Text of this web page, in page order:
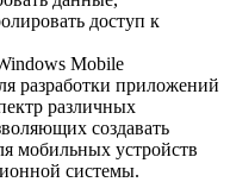
доступ к
Mobile
разработки приложений
различных
создавать
мобильных устройств
системы.